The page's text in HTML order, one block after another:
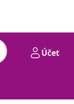
Účet